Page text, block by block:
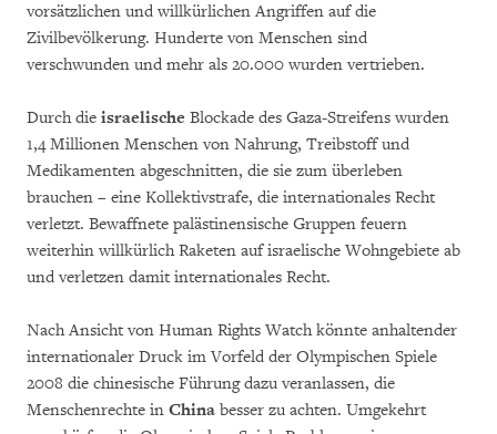
vorsätzlichen und willkürlichen Angriffen auf die
Zivilbevölkerung. Hunderte von Menschen sind
verschwunden und mehr als 20.000 wurden vertrieben.
Durch die israelische Blockade des Gaza-Streifens wurden
1,4 Millionen Menschen von Nahrung, Treibstoff und
Medikamenten abgeschnitten, die sie zum überleben
brauchen – eine Kollektivstrafe, die internationales Recht
verletzt. Bewaffnete palästinensische Gruppen feuern
weiterhin willkürlich Raketen auf israelische Wohngebiete ab
und verletzen damit internationales Recht.
Nach Ansicht von Human Rights Watch könnte anhaltender
internationaler Druck im Vorfeld der Olympischen Spiele
2008 die chinesische Führung dazu veranlassen, die
Menschenrechte in China besser zu achten. Umgekehrt